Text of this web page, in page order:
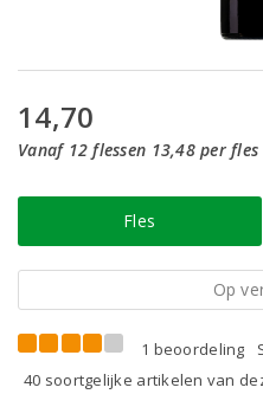
14,70
Vanaf 12 flessen 13,48 per fles
Fles
Op
1 beoordeling
40 soortgelijke artikelen van